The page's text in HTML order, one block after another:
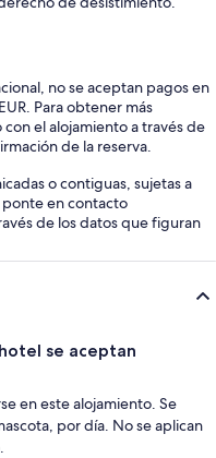
no se aceptan pagos en
Para obtener más
el alojamiento a través de
de la reserva.
o contiguas, sujetas a
ponte en contacto
de los datos que figuran
se aceptan
en este alojamiento. Se
por día. No se aplican